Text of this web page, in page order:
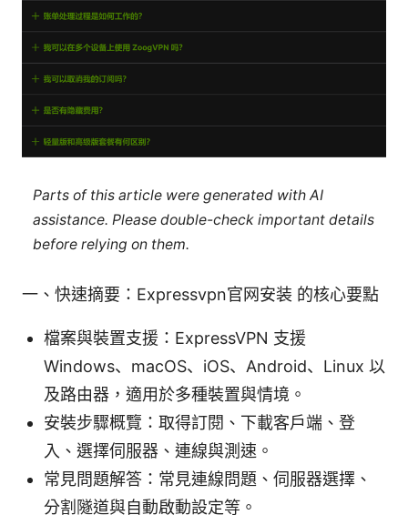
Parts of this article were generated with AI
assistance. Please double-check important details
before relying on them.
一、快速摘要：Expressvpn官网安装 的核心要點
檔案與裝置支援：ExpressVPN 支援
Windows、macOS、iOS、Android、Linux 以
及路由器，適用於多種裝置與情境。
安裝步驟概覽：取得訂閱、下載客戶端、登
入、選擇伺服器、連線與測速。
常見問題解答：常見連線問題、伺服器選擇、
分割隧道與自動啟動設定等。